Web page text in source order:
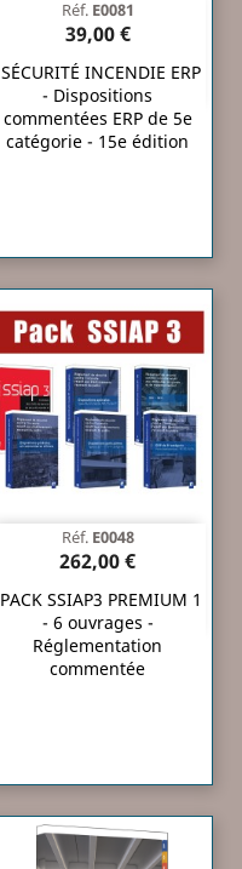
Réf. E0081
39,00 €
SÉCURITÉ INCENDIE ERP
- Dispositions
commentées ERP de 5e
catégorie - 15e édition
Réf. E0048
262,00 €
PACK SSIAP3 PREMIUM 1
- 6 ouvrages -
Réglementation
commentée